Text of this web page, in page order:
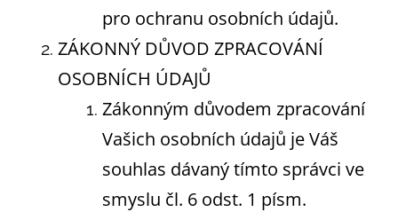
pro ochranu osobních údajů.
ZÁKONNÝ DŮVOD ZPRACOVÁNÍ
OSOBNÍCH ÚDAJŮ
Zákonným důvodem zpracování
Vašich osobních údajů je Váš
souhlas dávaný tímto správci ve
smyslu čl. 6 odst. 1 písm.